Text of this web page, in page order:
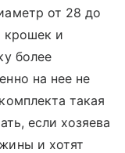
от 28 до
крошек и
более
на нее не
такая
если хозяева
и хотят